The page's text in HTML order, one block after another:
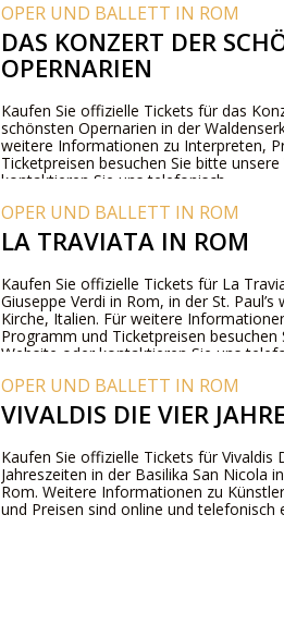
OPER UND BALLETT IN ROM
DAS KONZERT DER
OPERNARIEN
Kaufen Sie offizielle Tickets für das
schönsten Opernarien in der
weitere Informationen zu Interpreten,
Ticketpreisen besuchen Sie bitte
kontaktieren Sie uns telefonisch.
OPER UND BALLETT IN ROM
LA TRAVIATA IN ROM
Kaufen Sie offizielle Tickets für La
Giuseppe Verdi in Rom, in der St. Paul’s
Kirche, Italien. Für weitere
Programm und Ticketpreisen besuchen
Website oder kontaktieren Sie uns
OPER UND BALLETT IN ROM
VIVALDIS DIE VIER
Kaufen Sie offizielle Tickets für Vivaldis
Jahreszeiten in der Basilika San Nicola
Rom. Weitere Informationen zu
und Preisen sind online und telefonisch